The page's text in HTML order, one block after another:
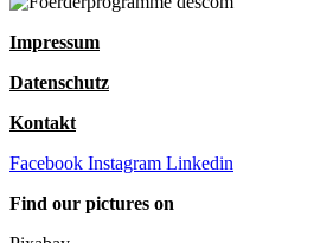
Impressum
Datenschutz
Kontakt
Facebook Instagram Linkedin
Find our pictures on